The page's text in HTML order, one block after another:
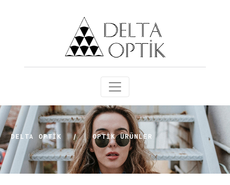
DELTA OPTİK | OPTIK ÜRÜNLER